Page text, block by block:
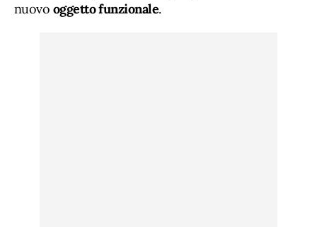
nuovo oggetto funzionale.